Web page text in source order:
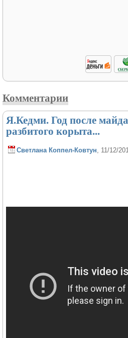
Комментарии
Я.Кедми. Год после
разбитого корыта...
Светлана Коппел-Ковтун , 11/12/